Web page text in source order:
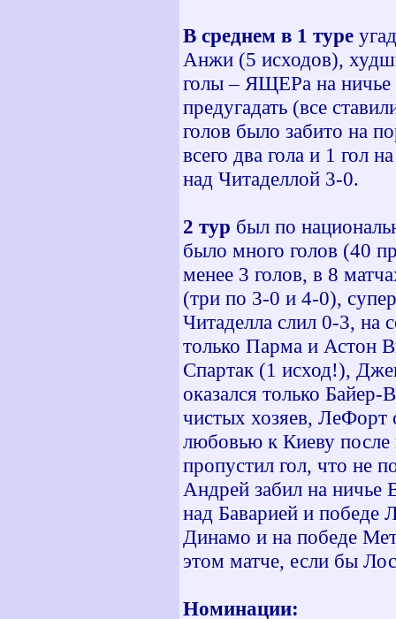
В среднем в 1 туре
Анжи (5 исходов),
голы – ЯЩЕРа на
предугадать (все
голов было забито на
всего два гола и 1 гол
над Читаделлой 3-0.
2 тур был по
было много голов (40
менее 3 голов, в 8
(три по 3-0 и 4-0),
Читаделла слил 0-3, на
только Парма и Астон
Спартак (1 исход!),
оказался только
чистых хозяев,
любовью к Киеву после
пропустил гол, что не
Андрей забил на ничье
над Баварией и победе
Динамо и на победе
этом матче, если бы
Номинации: